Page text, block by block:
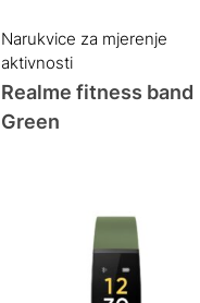
was:
119.00 KM.
is:
99.00 KM.
Narukvice za mjerenje
aktivnosti
Realme fitness band
Green